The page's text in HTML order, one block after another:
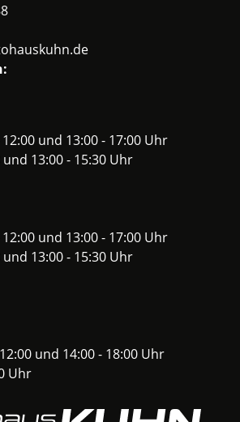
und 13:00 - 17:00 Uhr
und 13:00 - 15:30 Uhr
und 13:00 - 17:00 Uhr
und 13:00 - 15:30 Uhr
und 14:00 - 18:00 Uhr
Uhr